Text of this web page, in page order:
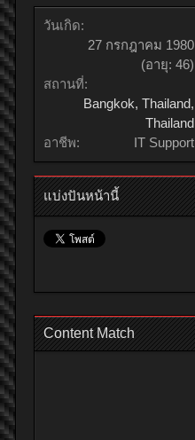
วันเกิด:
27 กรกฎาคม 1980
(อายุ: 46)
สถานที่:
Bangkok, Thailand,
Thailand
อาชีพ:
IT Support
แบ่งปันหน้านี้
Content Match